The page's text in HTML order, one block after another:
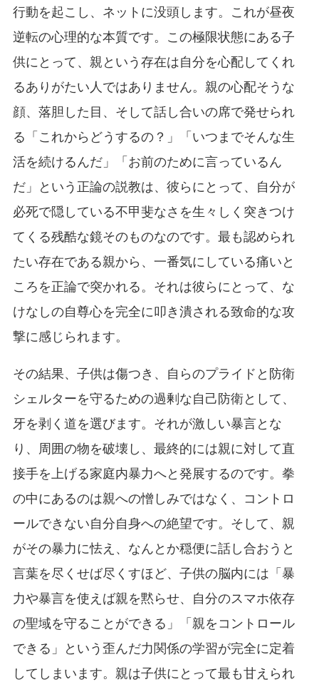
行動を起こし、ネットに没頭します。これが昼夜
逆転の心理的な本質です。この極限状態にある子
供にとって、親という存在は自分を心配してくれ
るありがたい人ではありません。親の心配そうな
顔、落胆した目、そして話し合いの席で発せられ
る「これからどうするの？」「いつまでそんな生
活を続けるんだ」「お前のために言っているん
だ」という正論の説教は、彼らにとって、自分が
必死で隠している不甲斐なさを生々しく突きつけ
てくる残酷な鏡そのものなのです。最も認められ
たい存在である親から、一番気にしている痛いと
ころを正論で突かれる。それは彼らにとって、な
けなしの自尊心を完全に叩き潰される致命的な攻
撃に感じられます。
その結果、子供は傷つき、自らのプライドと防衛
シェルターを守るための過剰な自己防衛として、
牙を剥く道を選びます。それが激しい暴言とな
り、周囲の物を破壊し、最終的には親に対して直
接手を上げる家庭内暴力へと発展するのです。拳
の中にあるのは親への憎しみではなく、コントロ
ールできない自分自身への絶望です。そして、親
がその暴力に怯え、なんとか穏便に話し合おうと
言葉を尽くせば尽くすほど、子供の脳内には「暴
力や暴言を使えば親を黙らせ、自分のスマホ依存
の聖域を守ることができる」「親をコントロール
できる」という歪んだ力関係の学習が完全に定着
してしまいます。親は子供にとって最も甘えられ